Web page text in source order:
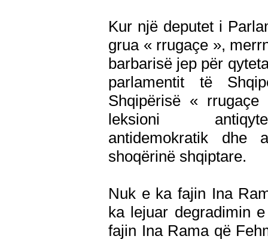
Kur një deputet i
grua « rrugaçe »,
barbarisë jep për
parlamentit të
Shqipërisë «
leksioni
antidemokratik dhe
shoqërinë shqiptare.
Nuk e ka fajin Ina
ka lejuar degradimin
fajin Ina Rama që